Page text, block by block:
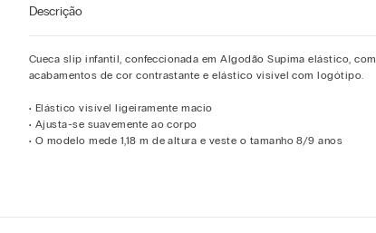
Descrição
Cueca slip infantil, confeccionada em Algodão Supima elástico, com
acabamentos de cor contrastante e elástico visível com logótipo.
• Elástico visível ligeiramente macio
• Ajusta-se suavemente ao corpo
• O modelo mede 1,18 m de altura e veste o tamanho 8/9 anos